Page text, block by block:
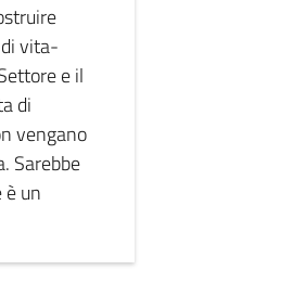
vita-
e il
di
vengano
Sarebbe
un